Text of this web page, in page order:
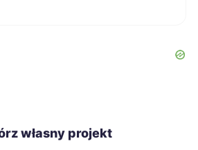
własny projekt